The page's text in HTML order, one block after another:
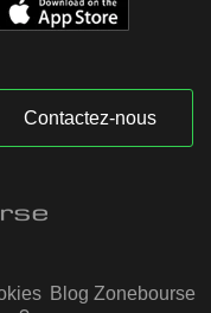
Contactez-nous
Blog Zonebourse